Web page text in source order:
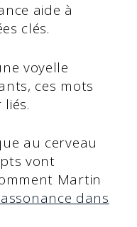
aide à
clés.
voyelle
ces mots
au cerveau
vont
Martin
dans